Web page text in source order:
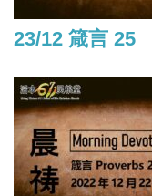
23/12 箴言 25